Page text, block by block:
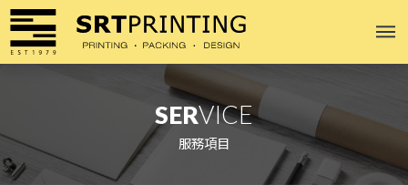
SERVICE
服務項目